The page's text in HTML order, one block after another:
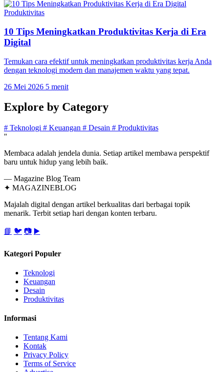
Produktivitas
10 Tips Meningkatkan Produktivitas Kerja di Era
Digital
Temukan cara efektif untuk meningkatkan produktivitas kerja Anda
dengan teknologi modern dan manajemen waktu yang tepat.
26 Mei 2026 5 menit
Explore by Category
# Teknologi # Keuangan # Desain # Produktivitas
"
Membaca adalah jendela dunia. Setiap artikel membawa perspektif
baru untuk hidup yang lebih baik.
— Magazine Blog Team
✦ MAGAZINEBLOG
Majalah digital dengan artikel berkualitas dari berbagai topik
menarik. Terbit setiap hari dengan konten terbaru.
📘 🐦 📷 ▶️
Kategori Populer
Teknologi
Keuangan
Desain
Produktivitas
Informasi
Tentang Kami
Kontak
Privacy Policy
Terms of Service